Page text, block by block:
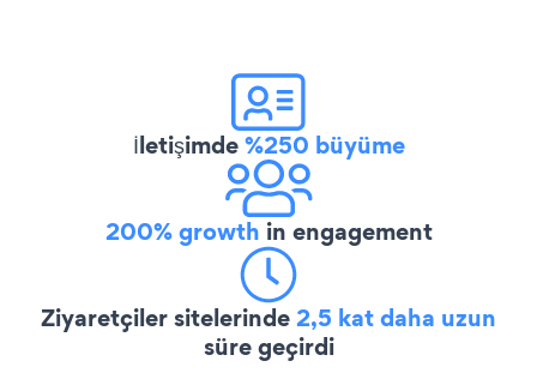
İletişimde%250 büyüme
200% growth in engagement
Ziyaretçiler sitelerinde2,5 kat daha uzun
süre geçirdi